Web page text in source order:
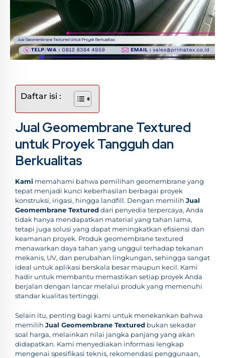
Daftar isi :
Jual Geomembrane Textured
untuk Proyek Tangguh dan
Berkualitas
Kami memahami bahwa pemilihan geomembrane yang
tepat menjadi kunci keberhasilan berbagai proyek
konstruksi, irigasi, hingga landfill. Dengan memilih Jual
Geomembrane Textured dari penyedia terpercaya, Anda
tidak hanya mendapatkan material yang tahan lama,
tetapi juga solusi yang dapat meningkatkan efisiensi dan
keamanan proyek. Produk geomembrane textured
menawarkan daya tahan yang unggul terhadap tekanan
mekanis, UV, dan perubahan lingkungan, sehingga sangat
ideal untuk aplikasi berskala besar maupun kecil. Kami
hadir untuk membantu memastikan setiap proyek Anda
berjalan dengan lancar melalui produk yang memenuhi
standar kualitas tertinggi.
Selain itu, penting bagi kami untuk menekankan bahwa
memilih Jual Geomembrane Textured bukan sekadar
soal harga, melainkan nilai jangka panjang yang akan
didapatkan. Kami menyediakan informasi lengkap
mengenai spesifikasi teknis, rekomendasi penggunaan,